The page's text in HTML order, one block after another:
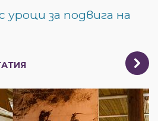
уроци за подвига на